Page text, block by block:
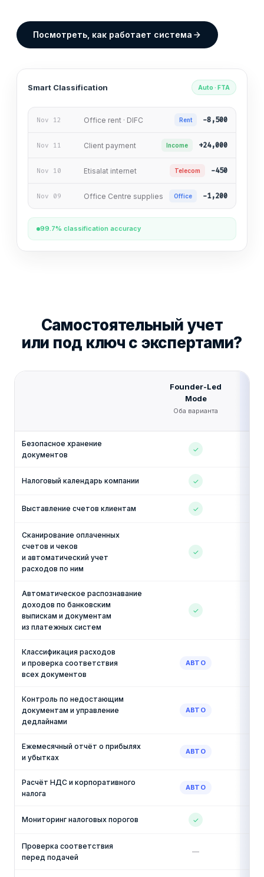
Посмотреть, как работает система
Smart Classification Auto · FTA
Nov 12 Office rent · DIFC Rent −8,500
Nov 11 Client payment Income +24,000
Nov 10 Etisalat internet Telecom −450
Nov 09 Office Centre supplies Office −1,200
99.7% classification accuracy
Самостоятельный учет
или под ключ с экспертами?
Founder-Led
Mode
Оба варианта
Безопасное хранение
документов
✓
Налоговый календарь компании ✓
Выставление счетов клиентам ✓
Сканирование оплаченных
счетов и чеков
и автоматический учет
расходов по ним
✓
Автоматическое распознавание
доходов по банковским
выпискам и документам
из платежных систем
✓
Классификация расходов
и проверка соответствия
всех документов
АВТО
Контроль по недостающим
документам и управление
дедлайнами
АВТО
Ежемесячный отчёт о прибылях
и убытках
АВТО
Расчёт НДС и корпоративного
налога
АВТО
Мониторинг налоговых порогов ✓
Проверка соответствия
перед подачей
—